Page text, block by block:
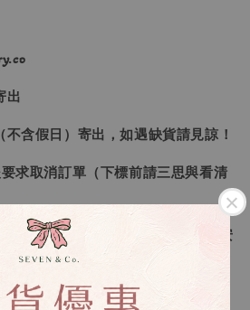
出
含假日）寄出，如遇缺貨請見諒！
求取消訂單（下標前請三思與看清
市、官網購入，皆為正品，您可以安
於三天內私訊聊聊反應～